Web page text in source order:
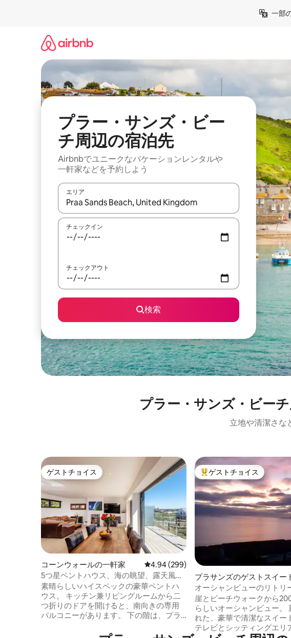
一部
プラー・サンズ・ビー
チ⁠周⁠辺⁠の宿⁠泊⁠先
Airbnbでユニークなバ⁠ケ⁠ー⁠シ⁠ョ⁠ンレ⁠ン⁠タ⁠ルや
一⁠軒⁠家な⁠ど⁠を予⁠約⁠し⁠よ⁠う
エリア
検索結果が表示されたら、上下の矢印キーを使って移動するか、画
チェックイン
チェックアウト
検索
プラー・サンズ・ビー
立地や清潔さな
ゲストチョイス
ゲストチョイス
コーンウォールの一軒家 レビュー299件、5つ星中4.94つ星の平均
4.94 (299)
5つ星ペントハウス、海の眺望、露天風
呂・ジャグジー、庭、Wi-Fi
素晴らしいハイスペックの豪華ペントハ
ウス。 キッチン兼リビングルームから二
つ折りのドアを開けると、南向きの専用
バルコニーがあります。 下の階は、プラ
デッキに面しています。 モダンで設備の
大好評のゲストチョイスで
ゲストチョイス
プラサンズのゲストスイー
オーシャンビューのリトリ
ベートアネックス
崖とビーチウォークから
らしいオーシャンビュー。
れた、豪華で清潔なスイー
テレビとシッティングエリ